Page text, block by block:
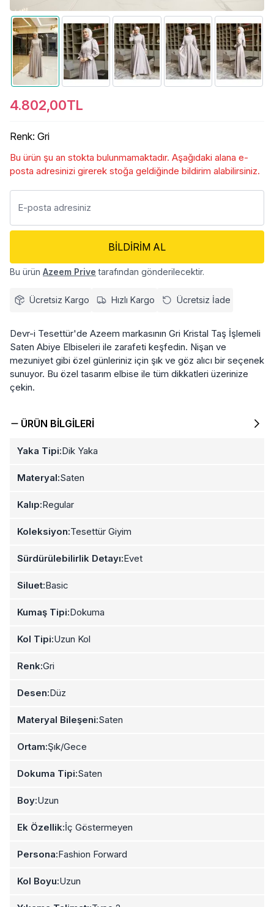
4.802,00TL
Renk: Gri
Bu ürün şu an stokta bulunmamaktadır. Aşağıdaki alana e-
posta adresinizi girerek stoğa geldiğinde bildirim alabilirsiniz.
BILDIRIM AL
Bu ürün Azeem Prive tarafından gönderilecektir.
Ücretsiz Kargo Hızlı Kargo Ücretsiz İade
Devr-i Tesettür'de Azeem markasının Gri Kristal Taş İşlemeli
Saten Abiye Elbiseleri ile zarafeti keşfedin. Nişan ve
mezuniyet gibi özel günleriniz için şık ve göz alıcı bir seçenek
sunuyor. Bu özel tasarım elbise ile tüm dikkatleri üzerinize
çekin.
ÜRÜN BILGILERI
Yaka Tipi:Dik Yaka
Materyal:Saten
Kalıp:Regular
Koleksiyon:Tesettür Giyim
Sürdürülebilirlik Detayı:Evet
Siluet:Basic
Kumaş Tipi:Dokuma
Kol Tipi:Uzun Kol
Renk:Gri
Desen:Düz
Materyal Bileşeni:Saten
Ortam:Şık/Gece
Dokuma Tipi:Saten
Boy:Uzun
Ek Özellik:İç Göstermeyen
Persona:Fashion Forward
Kol Boyu:Uzun